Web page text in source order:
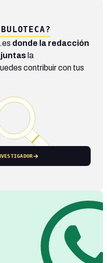
donde la redacción
la
contribuir con tus